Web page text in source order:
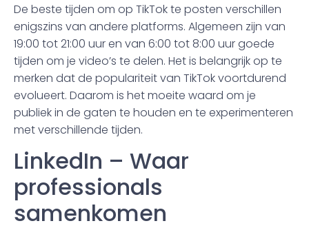
De beste tijden om op TikTok te posten verschillen
enigszins van andere platforms. Algemeen zijn van
19:00 tot 21:00 uur en van 6:00 tot 8:00 uur goede
tijden om je video’s te delen. Het is belangrijk op te
merken dat de populariteit van TikTok voortdurend
evolueert. Daarom is het moeite waard om je
publiek in de gaten te houden en te experimenteren
met verschillende tijden.
LinkedIn – Waar
professionals
samenkomen